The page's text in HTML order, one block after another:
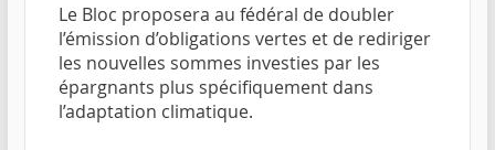
Le Bloc proposera au fédéral de doubler
l’émission d’obligations vertes et de rediriger
les nouvelles sommes investies par les
épargnants plus spécifiquement dans
l’adaptation climatique.